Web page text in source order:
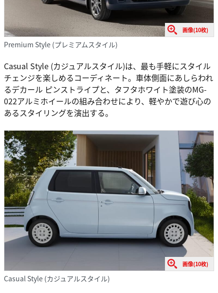
画像(10枚)
Premium Style (プレミアムスタイル)
Casual Style (カジュアルスタイル)は、最も手軽にスタイル
チェンジを楽しめるコーディネート。車体側面にあしらわれ
るデカール ピンストライプと、タフタホワイト塗装のMG-
022アルミホイールの組み合わせにより、軽やかで遊び心の
あるスタイリングを演出する。
画像(10枚)
Casual Style (カジュアルスタイル)